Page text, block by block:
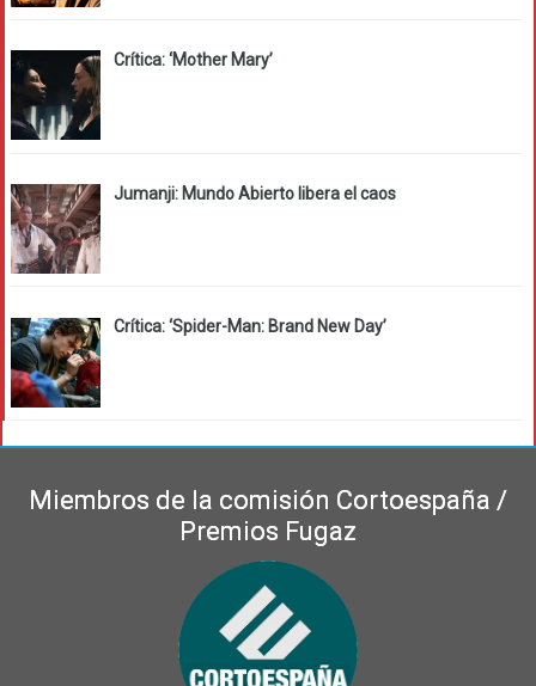
Crítica: ‘Mother Mary’
Jumanji: Mundo Abierto libera el caos
Crítica: ‘Spider-Man: Brand New Day’
Miembros de la comisión Cortoespaña /
Premios Fugaz